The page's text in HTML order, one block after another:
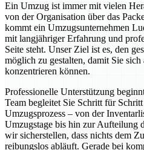
Ein Umzug ist immer mit vielen
von der Organisation über das
kommt ein Umzugsunternehmen
mit langjähriger Erfahrung und
Seite steht. Unser Ziel ist es, den
möglich zu gestalten, damit Sie sich
konzentrieren können.
Professionelle Unterstützung
Team begleitet Sie Schritt für
Umzugsprozess – von der
Umzugstage bis hin zur Aufteilung
wir sicherstellen, dass nichts dem
reibungslos abläuft. Gerade bei